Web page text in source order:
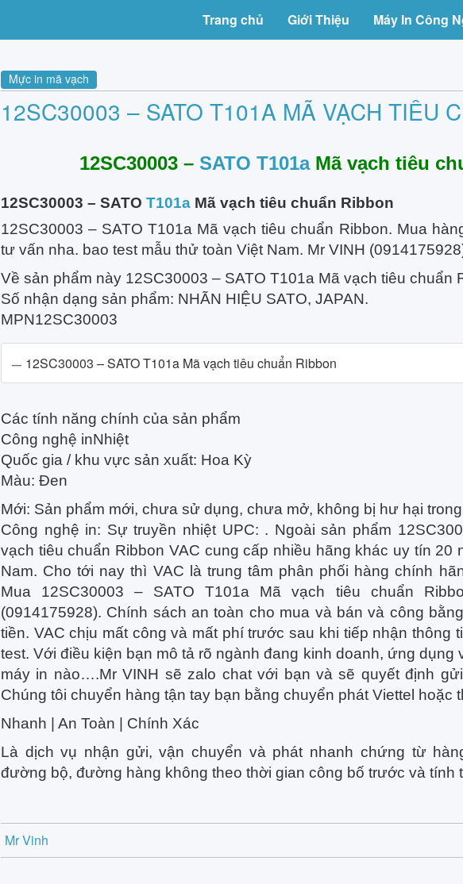
Trang chủ Giới Thiệu Máy In Công
Mực in mã vạch
12SC30003 – SATO T101A MÃ VẠCH TIÊU
12SC30003 – SATO T101aMã vạch tiêu
12SC30003 – SATO T101aMã vạch tiêu chuẩn Ribbon
12SC30003 – SATO T101a Mã vạch tiêu chuẩn Ribbon. Mua
tư vấn nha. bao test mẫu thử toàn Việt Nam. Mr VINH
Về sản phẩm này 12SC30003 – SATO T101a Mã vạch tiêu chuẩn
Số nhận dạng sản phẩm: NHÃN HIỆU SATO, JAPAN.
MPN12SC30003
12SC30003 – SATO T101a Mã vạch tiêu chuẩn Ribbon
Các tính năng chính của sản phẩm
Công nghệ inNhiệt
Quốc gia / khu vực sản xuất: Hoa Kỳ
Màu: Đen
Mới: Sản phẩm mới, chưa sử dụng, chưa mở, không bị hư hại
Công nghệ in: Sự truyền nhiệt UPC: . Ngoài sản phẩm
vạch tiêu chuẩn Ribbon VAC cung cấp nhiều hãng khác uy tín 20
Nam. Cho tới nay thì VAC là trung tâm phân phối hàng chính
Mua 12SC30003 – SATO T101a Mã vạch tiêu chuẩn
(0914175928). Chính sách an toàn cho mua và bán và công
tiền. VAC chịu mất công và mất phí trước sau khi tiếp nhận thông
test. Với điều kiện bạn mô tả rõ ngành đang kinh doanh, ứng dụng
máy in nào….Mr VINH sẽ zalo chat với bạn và sẽ quyết định
Chúng tôi chuyển hàng tận tay bạn bằng chuyển phát Viettel hoặc
Nhanh | An Toàn | Chính Xác
Là dịch vụ nhận gửi, vận chuyển và phát nhanh chứng từ
đường bộ, đường hàng không theo thời gian công bố trước và tính
Mr Vinh